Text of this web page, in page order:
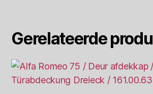
Gerelateerde